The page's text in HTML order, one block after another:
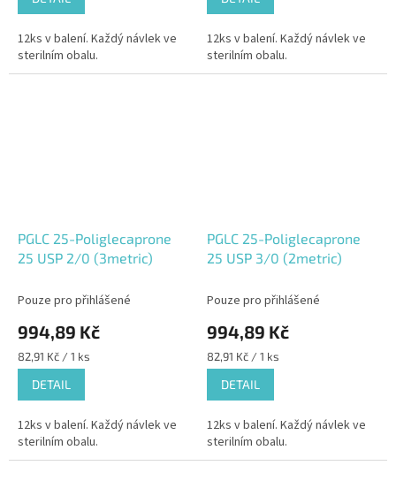
12ks v balení. Každý návlek ve
sterilním obalu.
12ks v balení. Každý návlek ve
sterilním obalu.
PGLC 25-Poliglecaprone
25 USP 2/0 (3metric)
Pouze pro přihlášené
994,89 Kč
Měrná
cena:
82,91 Kč / 1 ks
DETAIL
12ks v balení. Každý návlek ve
sterilním obalu.
PGLC 25-Poliglecaprone
25 USP 3/0 (2metric)
Pouze pro přihlášené
994,89 Kč
Měrná
cena:
82,91 Kč / 1 ks
DETAIL
12ks v balení. Každý návlek ve
sterilním obalu.